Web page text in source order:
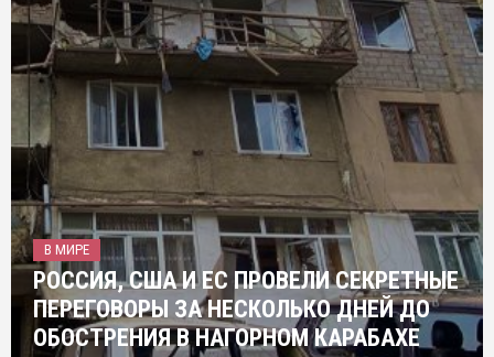
В МИРЕ
РОССИЯ, США И ЕС ПРОВЕЛИ СЕКРЕТНЫЕ
ПЕРЕГОВОРЫ ЗА НЕСКОЛЬКО ДНЕЙ ДО
ОБОСТРЕНИЯ В НАГОРНОМ КАРАБАХЕ